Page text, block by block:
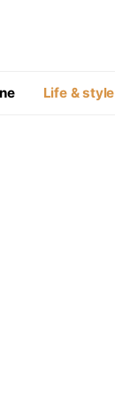
Life & style